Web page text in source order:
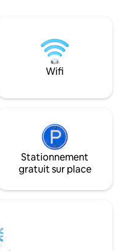
vous
du
bain.
en
Wifi
Stationnement
gratuit sur place